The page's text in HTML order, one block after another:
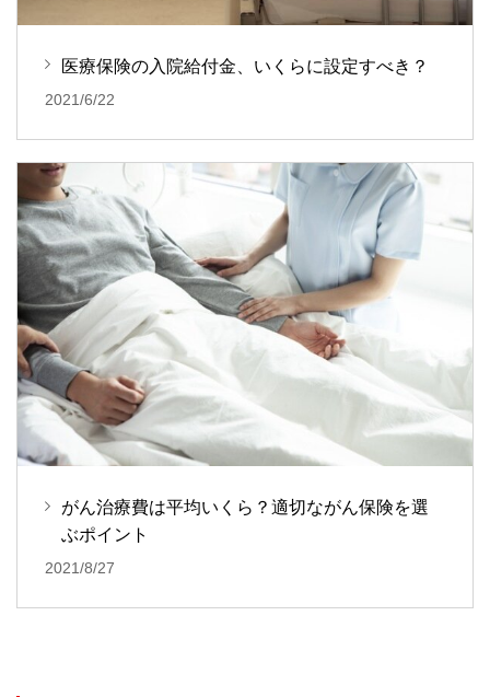
医療保険の入院給付金、いくらに設定すべき？
2021/6/22
がん治療費は平均いくら？適切ながん保険を選
ぶポイント
2021/8/27